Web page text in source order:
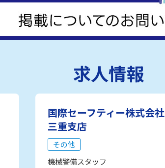
求人情報
国際セーフティー株式会社
三重支店
その他
機械警備スタッフ